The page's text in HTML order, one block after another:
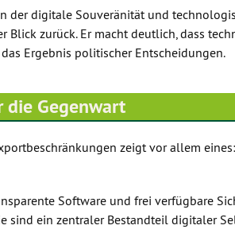
der digitale Souveränität und
Blick zurück. Er macht deutlich, dass
Ergebnis politischer Entscheidungen.
die Gegenwart
zeigt vor allem
Software und frei verfügbare
sind ein zentraler Bestandteil digitaler